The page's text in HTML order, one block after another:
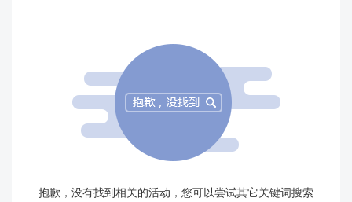
抱歉，没有找到相关的活动，您可以尝试其它关键词搜索